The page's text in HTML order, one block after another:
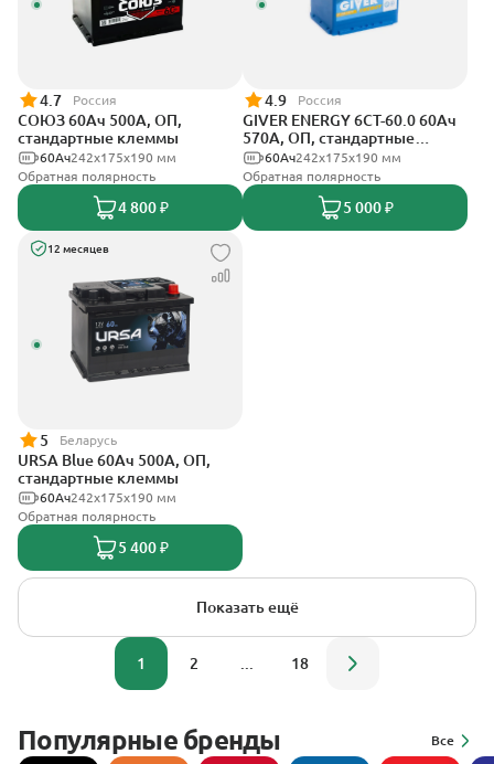
4.7 Россия
СОЮЗ 60Ач 500А, ОП,
стандартные клеммы
242x175x190 мм
60Ач
Обратная полярность
4 800 ₽
4.9 Россия
GIVER ENERGY 6СТ-60.0 60Ач
570А, ОП, стандартные
клеммы242х175х190 мм
60Ач
Обратная полярность
5 000 ₽
12 месяцев
5 Беларусь
URSA Blue 60Ач 500А, ОП,
стандартные клеммы
242х175х190 мм
60Ач
Обратная полярность
5 400 ₽
Показать ещё
1 2 18
Популярные бренды Все